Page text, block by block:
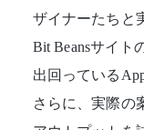
ザイナーたちと
Bit Beansサイト
出回っている
さらに、実際の